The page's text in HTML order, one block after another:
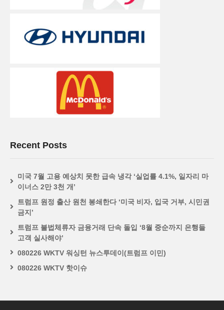
Recent Posts
미국 7월 고용 예상치 못한 급속 냉각 ‘실업률 4.1%, 일자리 마
이너스 2만 3천 개’
트럼프 원정 출산 원천 봉쇄한다 ‘미국 비자, 입국 거부, 시민권
금지’
트럼프 불법체류자 금융거래 단속 돌입 ‘8월 중순까지 은행들
고객 실사해야’
080226 WKTV 워싱턴 뉴스투데이(트럼프 이민)
080226 WKTV 핫이슈